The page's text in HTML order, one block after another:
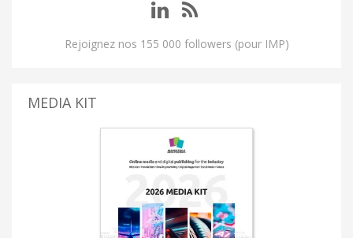
Rejoignez nos 155 000 followers (pour IMP)
MEDIA KIT